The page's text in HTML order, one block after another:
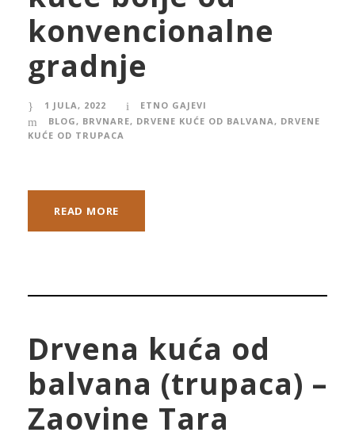
konvencionalne
gradnje
1 JULA, 2022
ETNO GAJEVI
BLOG, BRVNARE, DRVENE KUĆE OD BALVANA, DRVENE
KUĆE OD TRUPACA
READ MORE
Drvena kuća od
balvana (trupaca) –
Zaovine Tara